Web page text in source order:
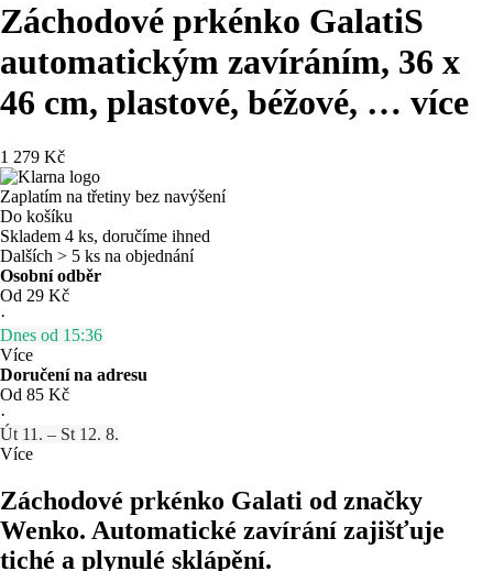
Záchodové prkénko GalatiS
automatickým zavíráním, 36 x
46 cm, plastové, béžové, … více
1 279 Kč
Zaplatím na třetiny bez navýšení
Do košíku
Skladem 4 ks, doručíme ihned
Dalších > 5 ks na objednání
Osobní odběr
Od 29 Kč
·
Dnes od 15:36
Více
Doručení na adresu
Od 85 Kč
·
Út 11. – St 12. 8.
Více
Záchodové prkénko Galati od značky
Wenko. Automatické zavírání zajišťuje
tiché a plynulé sklápění.